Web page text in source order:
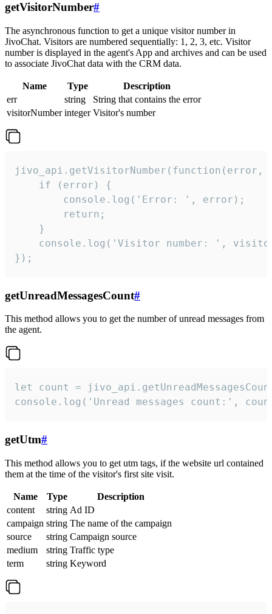
getVisitorNumber#
The asynchronous function to get a unique visitor number in
JivoChat. Visitors are numbered sequentially: 1, 2, 3, etc. Visitor
number is displayed in the agent's App and archives and can be used
to associate JivoChat data with the CRM data.
Name Type
Description
err
string
String that contains the error
visitorNumber integer Visitor's number
jivo_api.getVisitorNumber(function(error,
    if (error) {
        console.log('Error: ', error);
        return;
    }
console.log('Visitor number: ',
});
getUnreadMessagesCount#
This method allows you to get the number of unread messages from
the agent.
let count =
console.log('Unread messages count:',
getUtm#
This method allows you to get utm tags, if the website url contained
them at the time of the visitor's first site visit.
Name Type
Description
content
string Ad ID
campaign string The name of the campaign
source
string Campaign source
medium
string Traffic type
term
string Keyword